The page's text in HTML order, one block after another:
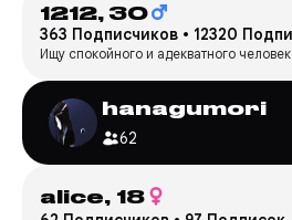
1212, 30
363 Подписчиков • 12320
Ищу спокойного и адекватного
hanagumori
62
alice, 18